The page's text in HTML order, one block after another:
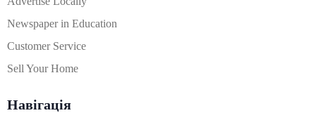
Newspaper in Education
Customer Service
Sell Your Home
Навігація